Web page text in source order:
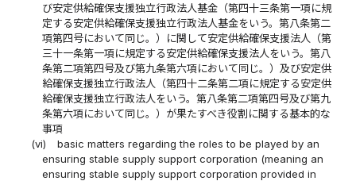
び安定供給確保支援独立行政法人基金（第四十三条第一項に規
定する安定供給確保支援独立行政法人基金をいう。第八条第二
項第四号において同じ。）に関して安定供給確保支援法人（第
三十一条第一項に規定する安定供給確保支援法人をいう。第八
条第二項第四号及び第九条第六項において同じ。）及び安定供
給確保支援独立行政法人（第四十二条第二項に規定する安定供
給確保支援独立行政法人をいう。第八条第二項第四号及び第九
条第六項において同じ。）が果たすべき役割に関する基本的な
事項
(vi)
basic matters regarding the roles to be played by an
ensuring stable supply support corporation (meaning an
ensuring stable supply support corporation provided in